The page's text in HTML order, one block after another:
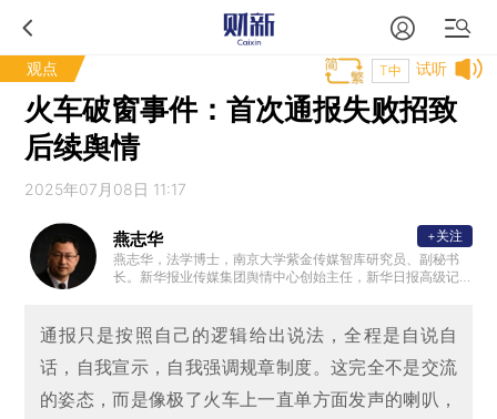
观点 试听
T中
火车破窗事件：首次通报失败招致
后续舆情
2025年07月08日 11:17
燕志华
燕志华，法学博士，南京大学紫金传媒智库研究员、副秘书
长。新华报业传媒集团舆情中心创始主任，新华日报高级记
室舆情委员会委员。中国多个城市舆情顾问，多所大学兼职
教授，多家央企国企的舆情顾问，拥有数百场舆情应对和危
机管理的讲座和咨询经历。
+关注
通报只是按照自己的逻辑给出说法，全程是自说自
话，自我宣示，自我强调规章制度。这完全不是交流
的姿态，而是像极了火车上一直单方面发声的喇叭，